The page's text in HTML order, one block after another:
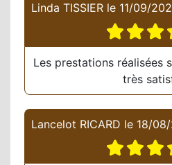
Linda TISSIER le 11/09/
Les prestations réalisées
très
Lancelot RICARD le 18/